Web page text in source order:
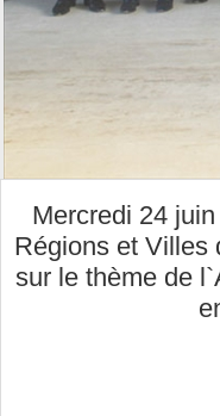
Mercredi 24
Régions et Villes
sur le thème de